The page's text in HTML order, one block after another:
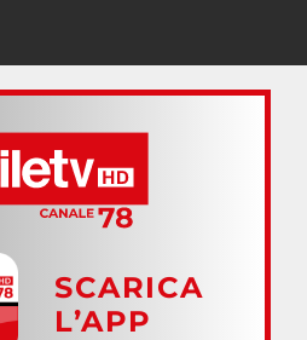
SCARICA
L’APP